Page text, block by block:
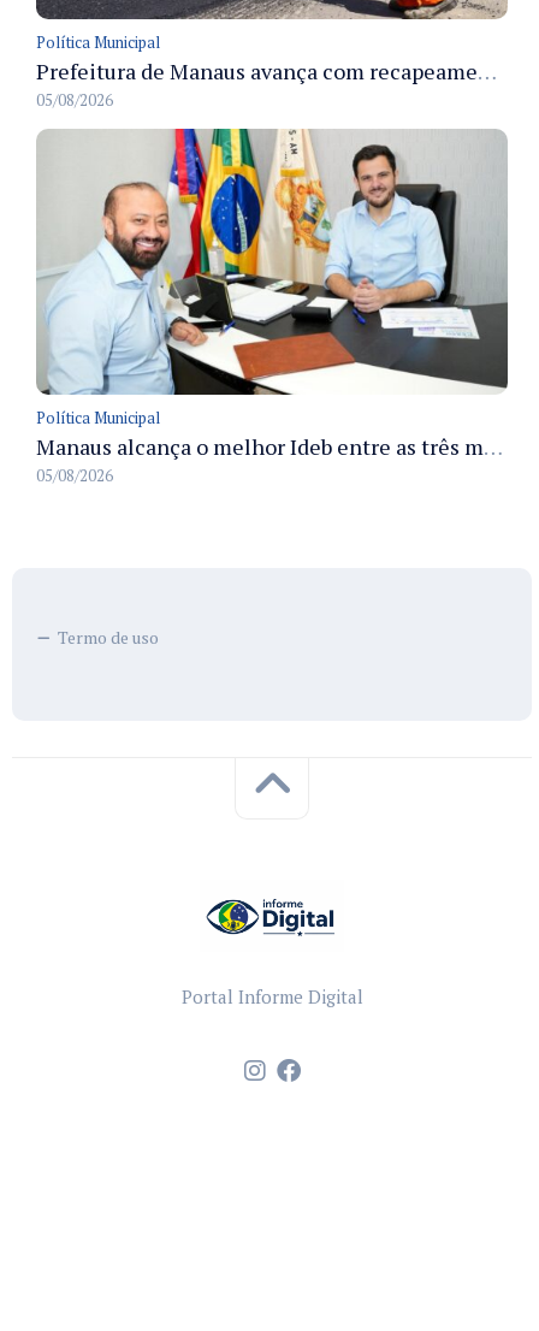
Política Municipal
Prefeitura de Manaus avança com recapeamento no Parque Rio Solimões e cobre cerca de 30 ruas
05/08/2026
Política Municipal
Manaus alcança o melhor Ideb entre as três maiores redes municipais do país em 2025 com avanço na aprendizagem
05/08/2026
Termo de uso
Portal Informe Digital